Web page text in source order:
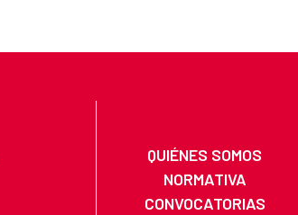
QUIÉNES SOMOS
NORMATIVA
CONVOCATORIAS